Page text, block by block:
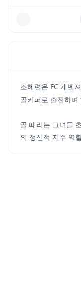
조혜련은 FC 개벤
골키퍼로 출전하
골 때리는 그녀들
의 정신적 지주 역